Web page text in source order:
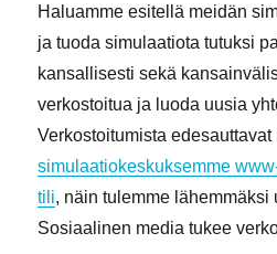
Haluamme esitellä meidän
ja tuoda simulaatiota tutuksi
kansallisesti sekä
verkostoitua ja luoda uusia
Verkostoitumista edesauttavat
simulaatiokeskuksemme
tili, näin tulemme lähemmäksi
Sosiaalinen media tukee